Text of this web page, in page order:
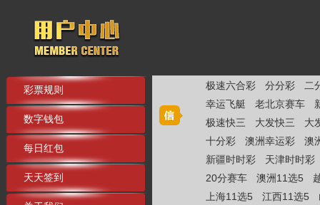
彩票规则
数字钱包
每日红包
天天签到
极速六合彩 分分彩
二
幸运飞艇
老北京赛车
极速快三
大发快三
大
十分彩
澳洲幸运彩
澳
新疆时时彩
天津时时彩
20分赛车
澳洲11选5
上海11选5
江西11选5